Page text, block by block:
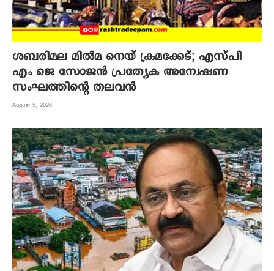
ശബരിമല മില്‍മ നെയ് ക്രമക്കേട്; എസ്പി
എം ജെ സോജന്‍ പ്രത്യേക അന്വേഷണ
സംഘത്തിന്റെ തലവന്‍
August 5, 2026